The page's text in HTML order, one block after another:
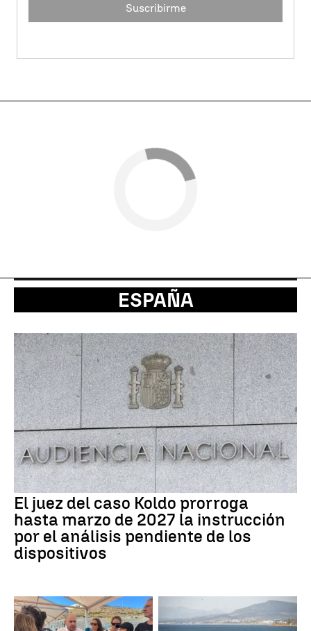
Suscribirme
ESPAÑA
El juez del caso Koldo prorroga
hasta marzo de 2027 la instrucción
por el análisis pendiente de los
dispositivos